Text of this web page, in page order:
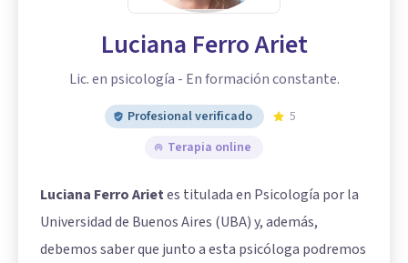
Luciana Ferro Ariet
Lic. en psicología - En formación constante.
Profesional verificado
5
Terapia online
Luciana Ferro Arietes titulada en Psicología por la
Universidad de Buenos Aires (UBA) y, además,
debemos saber que junto a esta psicóloga podremos